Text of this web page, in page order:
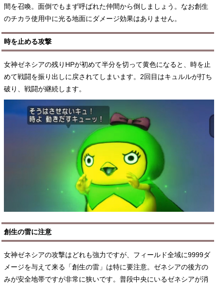
間を召喚。面倒でもまず呼ばれた仲間から倒しましょう。なお創生
のチカラ使用中に光る地面にダメージ効果はありません。
時を止める攻撃
女神ゼネシアの残りHPが初めて半分を切って黄色になると、時を止
めて戦闘を振り出しに戻されてしまいます。2回目はキュルルが打ち
破り、戦闘が継続します。
創生の雷に注意
女神ゼネシアの攻撃はどれも強力ですが、フィールド全域に9999ダ
メージを与えて来る「創生の雷」は特に要注意。ゼネシアの後方の
みが安全地帯ですが非常に狭いです。普段中央にいるゼネシアが消